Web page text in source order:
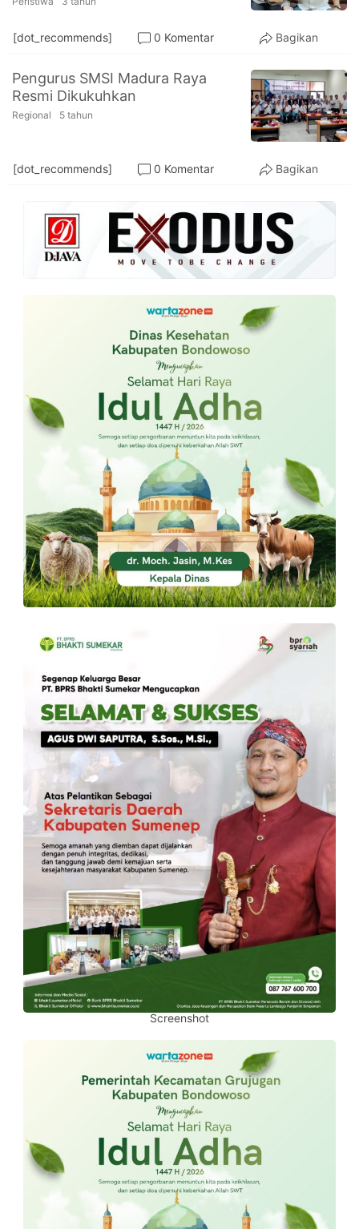
[dot_recommends] 0 Komentar Bagikan
Pengurus SMSI Madura Raya
Resmi Dikukuhkan
Regional 5 tahun
[dot_recommends] 0 Komentar Bagikan
Screenshot